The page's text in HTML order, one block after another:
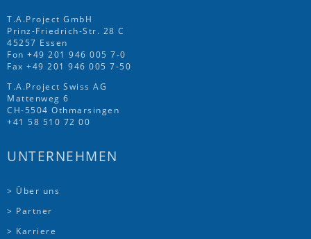
T.A.Project GmbH
Prinz-Friedrich-Str. 28 C
45257 Essen
Fon +49 201 946 005 7-0
Fax +49 201 946 005 7-50
T.A.Project Swiss AG
Mattenweg 6
CH-5504 Othmarsingen
+41 58 510 72 00
UNTERNEHMEN
> Über uns
> Partner
> Karriere